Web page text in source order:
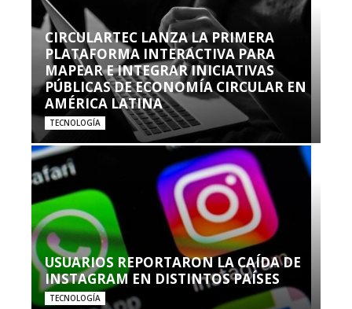
CIRCULARTEC LANZA LA PRIMERA
PLATAFORMA INTERACTIVA PARA
MAPEAR E INTEGRAR INICIATIVAS
PÚBLICAS DE ECONOMÍA CIRCULAR EN
AMÉRICA LATINA
TECNOLOGÍA
USUARIOS REPORTARON LA CAÍDA DE
INSTAGRAM EN DISTINTOS PAÍSES
TECNOLOGÍA